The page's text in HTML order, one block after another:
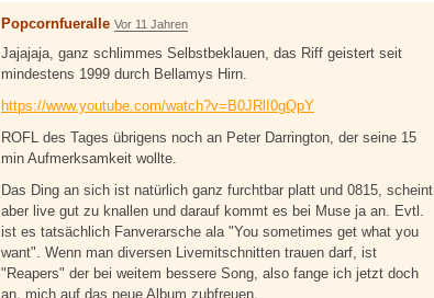
Popcornfueralle Vor 11 Jahren
Jajajaja, ganz schlimmes Selbstbeklauen, das Riff geistert seit
mindestens 1999 durch Bellamys Hirn.
https://www.youtube.com/watch?v=B0JRlI0gQpY
ROFL des Tages übrigens noch an Peter Darrington, der seine 15
min Aufmerksamkeit wollte.
Das Ding an sich ist natürlich ganz furchtbar platt und 0815, scheint
aber live gut zu knallen und darauf kommt es bei Muse ja an. Evtl.
ist es tatsächlich Fanverarsche ala "You sometimes get what you
want". Wenn man diversen Livemitschnitten trauen darf, ist
"Reapers" der bei weitem bessere Song, also fange ich jetzt doch
an, mich auf das neue Album zubfreuen.